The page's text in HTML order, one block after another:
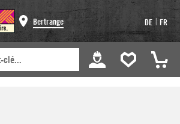
Bertrange DE | FR